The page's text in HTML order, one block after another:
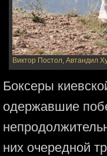
Виктор Постол, Автандил
Боксеры
одержавшие
них очередной